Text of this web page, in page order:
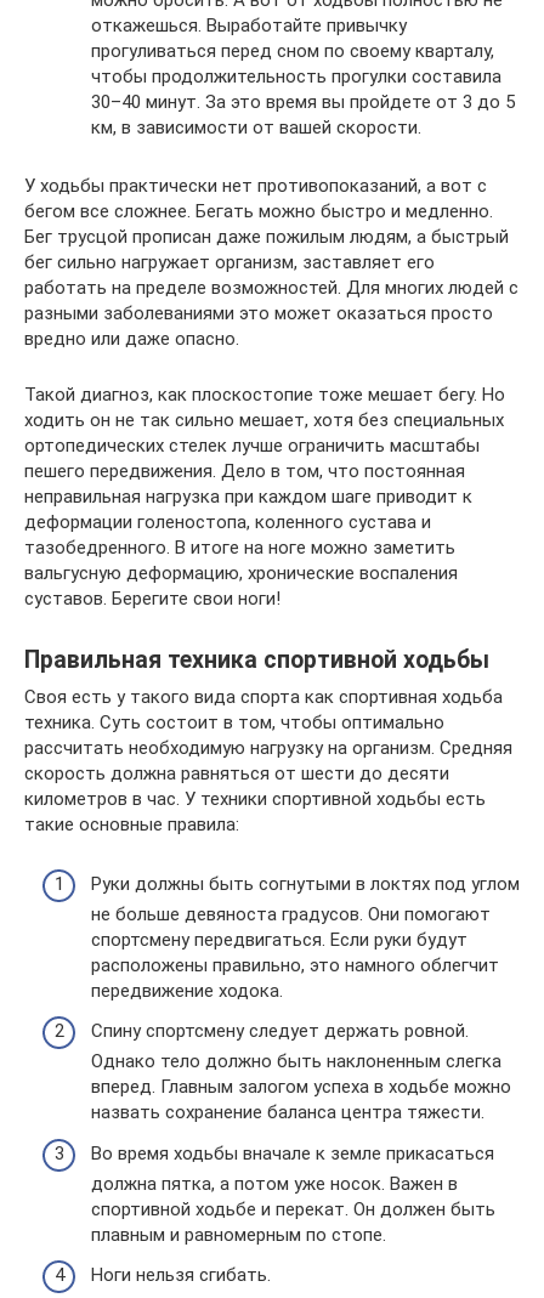
откажешься. Выработайте привычку
прогуливаться перед сном по своему кварталу,
чтобы продолжительность прогулки составила
30–40 минут. За это время вы пройдете от 3 до 5
км, в зависимости от вашей скорости.
У ходьбы практически нет противопоказаний, а вот с
бегом все сложнее. Бегать можно быстро и медленно.
Бег трусцой прописан даже пожилым людям, а быстрый
бег сильно нагружает организм, заставляет его
работать на пределе возможностей. Для многих людей с
разными заболеваниями это может оказаться просто
вредно или даже опасно.
Такой диагноз, как плоскостопие тоже мешает бегу. Но
ходить он не так сильно мешает, хотя без специальных
ортопедических стелек лучше ограничить масштабы
пешего передвижения. Дело в том, что постоянная
неправильная нагрузка при каждом шаге приводит к
деформации голеностопа, коленного сустава и
тазобедренного. В итоге на ноге можно заметить
вальгусную деформацию, хронические воспаления
суставов. Берегите свои ноги!
Правильная техника спортивной ходьбы
Своя есть у такого вида спорта как спортивная ходьба
техника. Суть состоит в том, чтобы оптимально
рассчитать необходимую нагрузку на организм. Средняя
скорость должна равняться от шести до десяти
километров в час. У техники спортивной ходьбы есть
такие основные правила:
Руки должны быть согнутыми в локтях под углом
не больше девяноста градусов. Они помогают
спортсмену передвигаться. Если руки будут
расположены правильно, это намного облегчит
передвижение ходока.
Спину спортсмену следует держать ровной.
Однако тело должно быть наклоненным слегка
вперед. Главным залогом успеха в ходьбе можно
назвать сохранение баланса центра тяжести.
Во время ходьбы вначале к земле прикасаться
должна пятка, а потом уже носок. Важен в
спортивной ходьбе и перекат. Он должен быть
плавным и равномерным по стопе.
Ноги нельзя сгибать.